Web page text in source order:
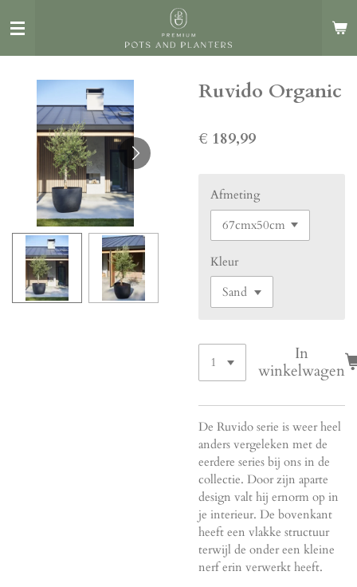
direct
hoofdinhoud
Ruvido Organic
€ 189,99
Afmeting
Kleur
In
winkelwagen
De Ruvido serie is weer heel
anders vergeleken met de
eerdere series bij ons in de
collectie. Door zijn aparte
design valt hij ernorm op in
je interieur. De bovenkant
heeft een vlakke structuur
terwijl de onder een kleine
nerf erin verwerkt heeft.